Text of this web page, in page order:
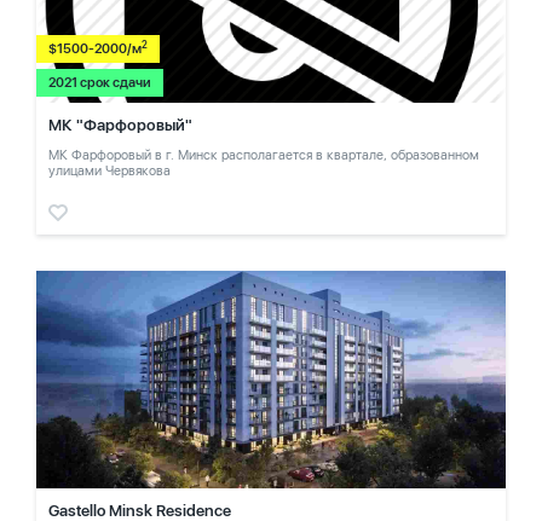
$1500-2000/м2
2021 срок сдачи
МК "Фарфоровый"
МК Фарфоровый в г. Минск располагается в квартале, образованном
улицами Червякова
Gastello Minsk Residence